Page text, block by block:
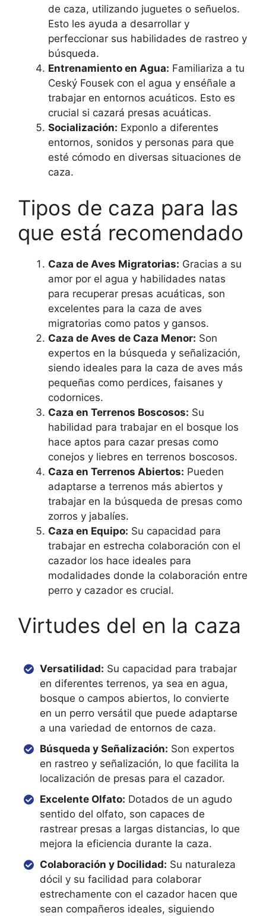
de caza, utilizando juguetes o señuelos.
Esto les ayuda a desarrollar y
perfeccionar sus habilidades de rastreo y
búsqueda.
Entrenamiento en Agua: Familiariza a tu
Ceský Fousek con el agua y enséñale a
trabajar en entornos acuáticos. Esto es
crucial si cazará presas acuáticas.
Socialización: Exponlo a diferentes
entornos, sonidos y personas para que
esté cómodo en diversas situaciones de
caza.
Tipos de caza para las
que está recomendado
Caza de Aves Migratorias: Gracias a su
amor por el agua y habilidades natas
para recuperar presas acuáticas, son
excelentes para la caza de aves
migratorias como patos y gansos.
Caza de Aves de Caza Menor: Son
expertos en la búsqueda y señalización,
siendo ideales para la caza de aves más
pequeñas como perdices, faisanes y
codornices.
Caza en Terrenos Boscosos: Su
habilidad para trabajar en el bosque los
hace aptos para cazar presas como
conejos y liebres en terrenos boscosos.
Caza en Terrenos Abiertos: Pueden
adaptarse a terrenos más abiertos y
trabajar en la búsqueda de presas como
zorros y jabalíes.
Caza en Equipo: Su capacidad para
trabajar en estrecha colaboración con el
cazador los hace ideales para
modalidades donde la colaboración entre
perro y cazador es crucial.
Virtudes del en la caza
Versatilidad: Su capacidad para trabajar
en diferentes terrenos, ya sea en agua,
bosque o campos abiertos, lo convierte
en un perro versátil que puede adaptarse
a una variedad de entornos de caza.
Búsqueda y Señalización: Son expertos
en rastreo y señalización, lo que facilita la
localización de presas para el cazador.
Excelente Olfato: Dotados de un agudo
sentido del olfato, son capaces de
rastrear presas a largas distancias, lo que
mejora la eficiencia durante la caza.
Colaboración y Docilidad: Su naturaleza
dócil y su facilidad para colaborar
estrechamente con el cazador hacen que
sean compañeros ideales, siguiendo